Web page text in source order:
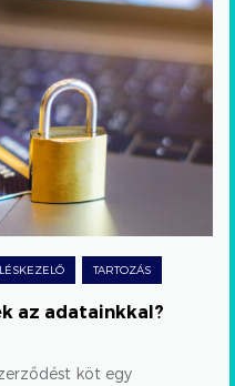
TARTOZÁS
az adatainkkal?
köt egy